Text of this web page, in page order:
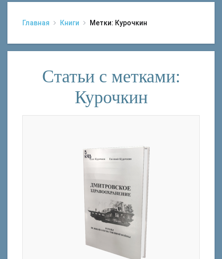
Главная Книги Метки: Курочкин
Статьи с метками:
Курочкин